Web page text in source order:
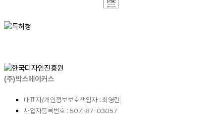
(주)박스메이커스
대표자/개인정보보호책임자 : 최영란
사업자등록번호 : 507-87-03057